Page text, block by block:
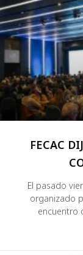
FECAC
El pasado
organizado
encuentro